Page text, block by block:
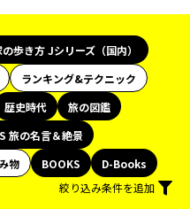
歩き方 Jシリーズ（国内）
ランキング&テクニック
歴史時代
旅の図鑑
旅の名言＆絶景
物 BOOKS
D-Books
絞り込み条件を追加